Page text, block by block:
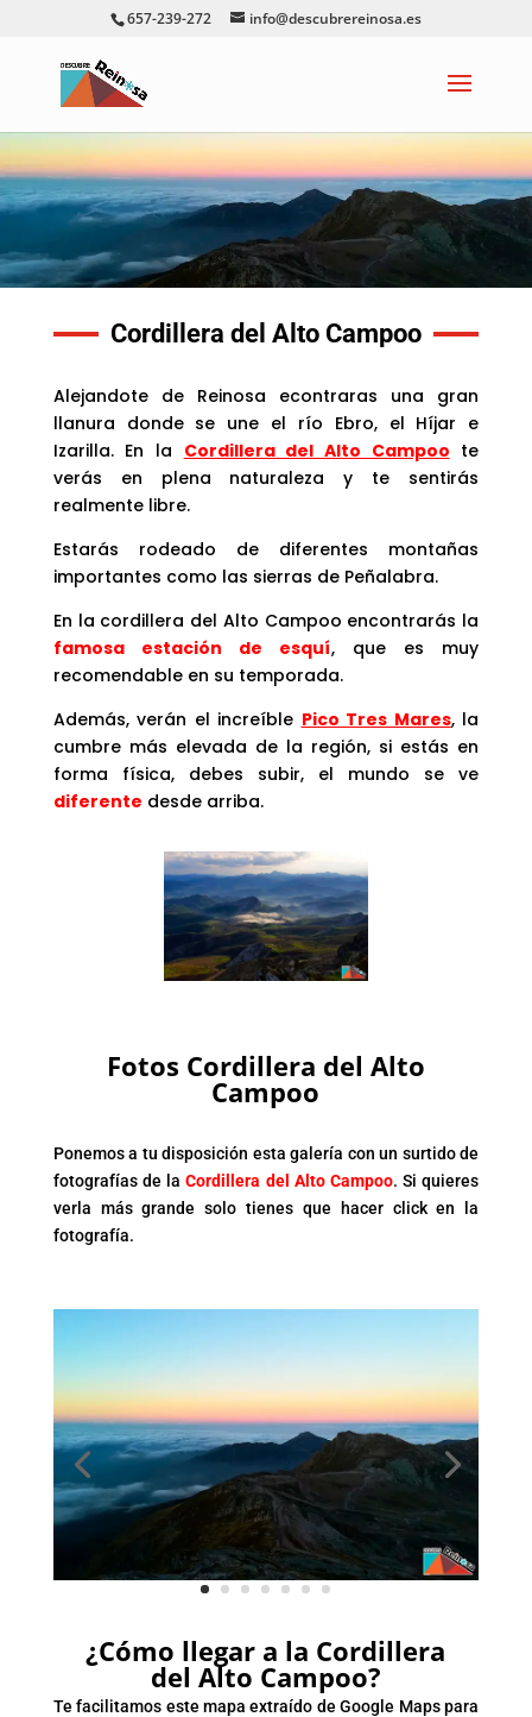
657-239-272 info@descubrereinosa.es
Cordillera del Alto Campoo
Alejandote de Reinosa econtraras una gran
llanura donde se une el río Ebro, el Híjar e
Izarilla. En la Cordillera del Alto Campoo te
verás en plena naturaleza y te sentirás
realmente libre.
Estarás rodeado de diferentes montañas
importantes como las sierras de Peñalabra.
En la cordillera del Alto Campoo encontrarás la
famosa estación de esquí, que es muy
recomendable en su temporada.
Además, verán el increíble Pico Tres Mares, la
cumbre más elevada de la región, si estás en
forma física, debes subir, el mundo se ve
diferente desde arriba.
Fotos Cordillera del Alto
Campoo
Ponemos a tu disposición esta galería con un surtido de
fotografías de laCordillera del Alto Campoo. Si quieres
verla más grande solo tienes que hacer click en la
fotografía.
¿Cómo llegar a la Cordillera
del Alto Campoo?
Te facilitamos este mapa extraído de Google Maps para